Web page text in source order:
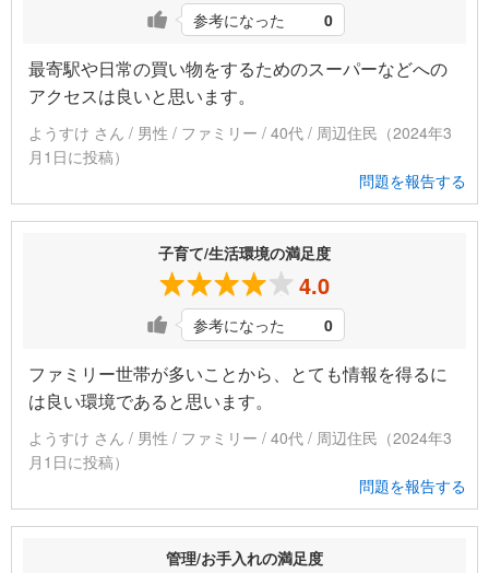
参考になった 0
最寄駅や日常の買い物をするためのスーパーなどへの
アクセスは良いと思います。
ようすけ さん / 男性 / ファミリー / 40代 / 周辺住民（2024年3
月1日に投稿）
問題を報告する
子育て/生活環境の満足度
4.0
参考になった 0
ファミリー世帯が多いことから、とても情報を得るに
は良い環境であると思います。
ようすけ さん / 男性 / ファミリー / 40代 / 周辺住民（2024年3
月1日に投稿）
問題を報告する
管理/お手入れの満足度